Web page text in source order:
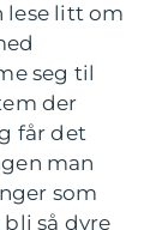
lese litt om
seg til
der
får det
man
som
så dyre